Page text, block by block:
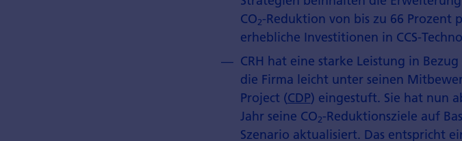
CO2-Reduktion von bis zu 66
erhebliche Investitionen in CCS-
CRH hat eine starke Leistung in
die Firma leicht unter seinen
Project (CDP) eingestuft. Sie hat nun
Jahr seine CO2-Reduktionsziele auf
Szenario aktualisiert. Das entspricht